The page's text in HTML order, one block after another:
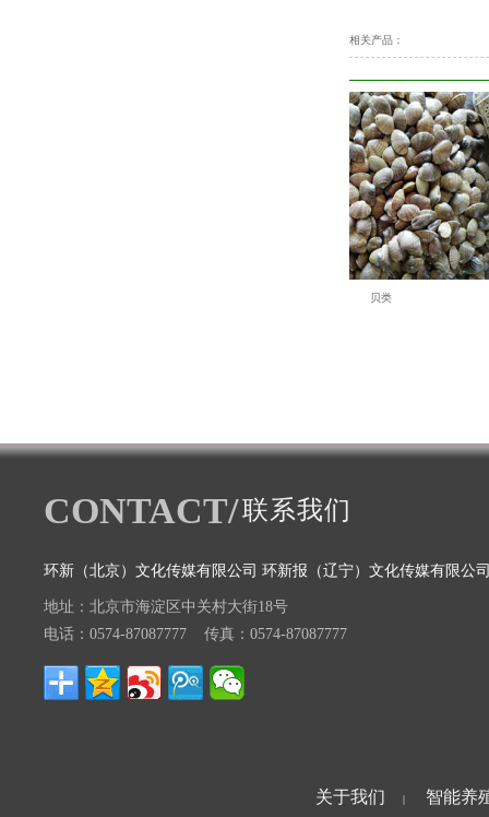
相关产品：
CONTACT/联系我们
环新（北京）文化传媒有限公司 环新报（辽宁）文化传媒有限公
地址：北京市海淀区中关村大街18号
电话：0574-87087777 传真：0574-87087777
关于我们 | 智能养